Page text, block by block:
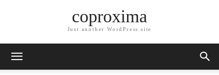
coproxima
Just another WordPress site